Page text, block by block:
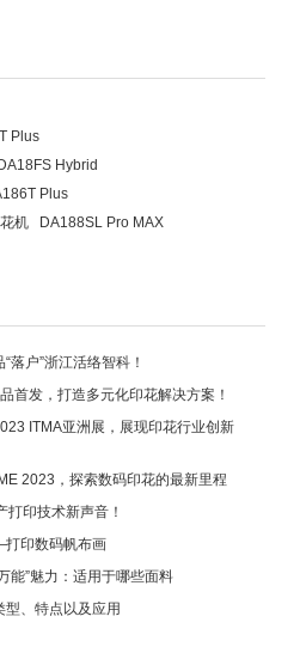
Plus
Hybrid
Plus
机 DA188SL Pro MAX
落户”浙江活络智科！
首发，打造多元化印花解决方案！
ITMA亚洲展，展现印花行业创新
2023，探索数码印花的最新里程
印技术新声音！
印数码帆布画
能”魅力：适用于哪些面料
、特点以及应用